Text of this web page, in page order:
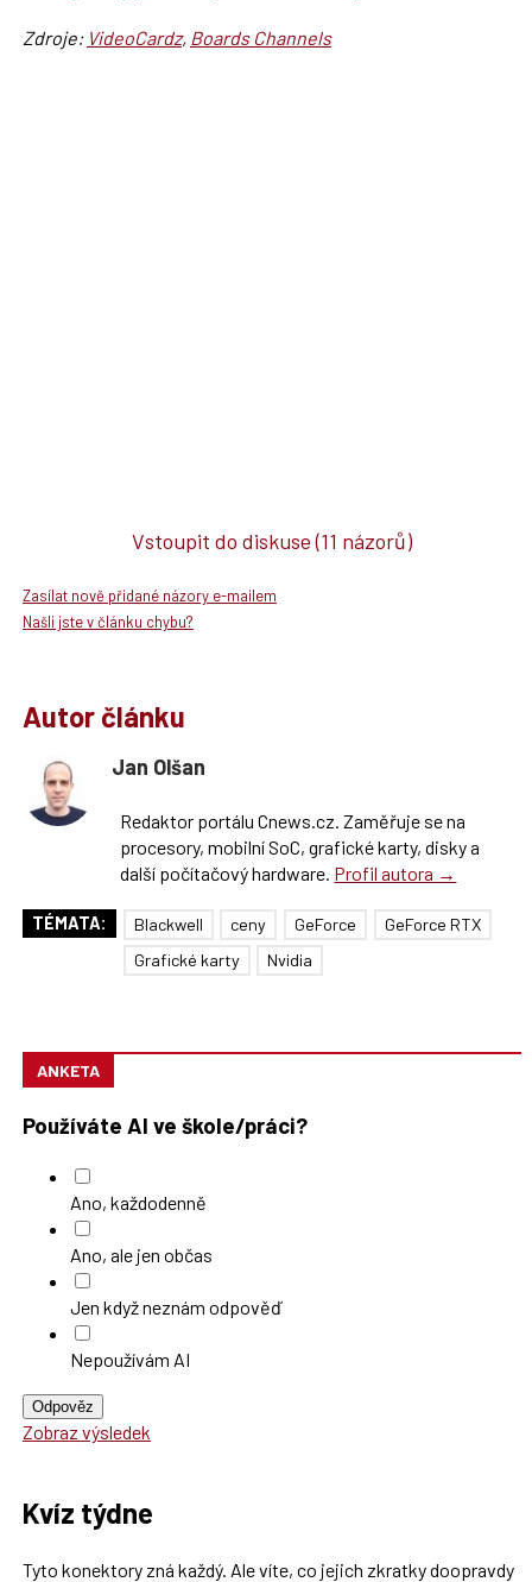
Zdroje: VideoCardz, Boards Channels
Vstoupit do diskuse(11 názorů)
Zasílat nově přidané názory e-mailem
Našli jste v článku chybu?
Autor článku
Jan Olšan
Redaktor portálu Cnews.cz. Zaměřuje se na
procesory, mobilní SoC, grafické karty, disky a
další počítačový hardware. Profil autora →
TÉMATA: Blackwell ceny GeForce
GeForce RTX
Grafické karty
Nvidia
ANKETA
Používáte AI ve škole/práci?
Ano, každodenně
Ano, ale jen občas
Jen když neznám odpověď
Nepoužívám AI
Odpověz
Zobraz výsledek
Kvíz týdne
Tyto konektory zná každý. Ale víte, co jejich zkratky doopravdy